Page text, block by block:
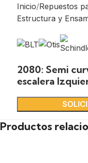
Inicio Repuestos
Estructura y
2080: Semi
escalera
Productos